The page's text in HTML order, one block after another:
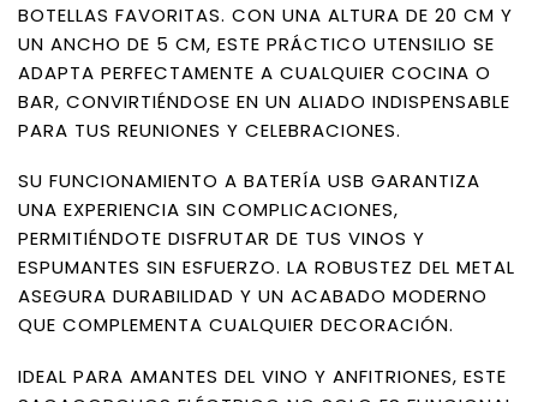
BOTELLAS FAVORITAS. CON UNA ALTURA DE 20 CM Y
UN ANCHO DE 5 CM, ESTE PRÁCTICO UTENSILIO SE
ADAPTA PERFECTAMENTE A CUALQUIER COCINA O
BAR, CONVIRTIÉNDOSE EN UN ALIADO INDISPENSABLE
PARA TUS REUNIONES Y CELEBRACIONES.
SU FUNCIONAMIENTO A BATERÍA USB GARANTIZA
UNA EXPERIENCIA SIN COMPLICACIONES,
PERMITIÉNDOTE DISFRUTAR DE TUS VINOS Y
ESPUMANTES SIN ESFUERZO. LA ROBUSTEZ DEL METAL
ASEGURA DURABILIDAD Y UN ACABADO MODERNO
QUE COMPLEMENTA CUALQUIER DECORACIÓN.
IDEAL PARA AMANTES DEL VINO Y ANFITRIONES, ESTE